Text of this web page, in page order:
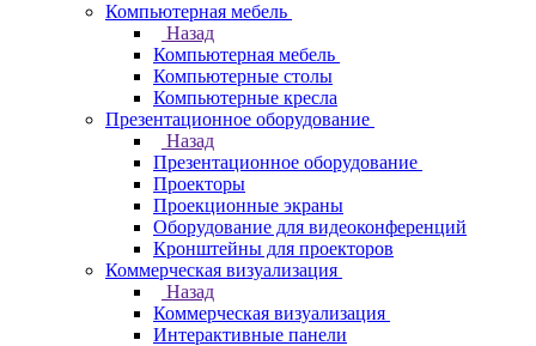
Компьютерная мебель
Назад
Компьютерная мебель
Компьютерные столы
Компьютерные кресла
Презентационное оборудование
Назад
Презентационное оборудование
Проекторы
Проекционные экраны
Оборудование для видеоконференций
Кронштейны для проекторов
Коммерческая визуализация
Назад
Коммерческая визуализация
Интерактивные панели